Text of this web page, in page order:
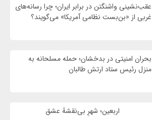
عقب‌نشینی واشنگتن در برابر ایران؛ چرا رسانه‌های
غربی از «بن‌بست نظامی آمریکا» می‌گویند؟
بحران امنیتی در بدخشان؛ حمله مسلحانه به
منزل رئیس ستاد ارتش طالبان
اربعین؛ شهرِ بی‌نقشهٔ عشق